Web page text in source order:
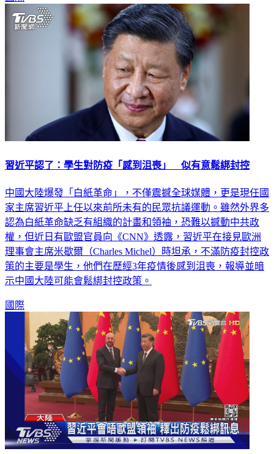
習近平認了：學生對防疫「感到沮喪」 似有意鬆綁封控
中國大陸爆發「白紙革命」，不僅震撼全球媒體，更是現任國
家主席習近平上任以來前所未有的民眾抗議運動。雖然外界多
認為白紙革命缺乏有組織的計畫和領袖，恐難以撼動中共政
權，但近日有歐盟官員向《CNN》透露，習近平在接見歐洲
理事會主席米歇爾（Charles Michel）時坦承，不滿防疫封控政
策的主要是學生，他們在歷經3年疫情後感到沮喪，報導並暗
示中國大陸可能會鬆綁封控政策。
國際